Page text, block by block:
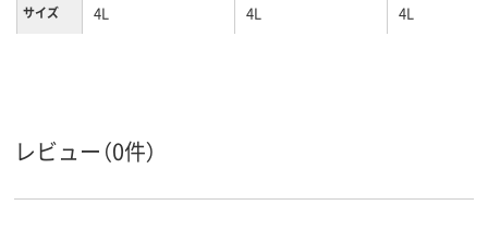
サイズ 4L 4L 4L
ストレッチギャバ
100%）
レビュー（0件）